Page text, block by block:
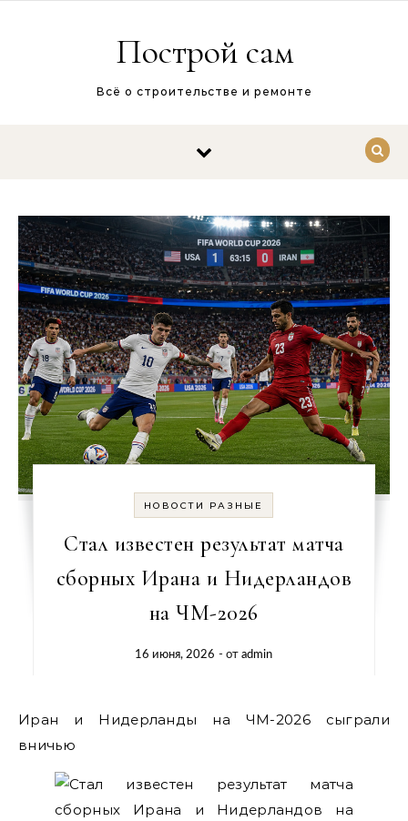
Построй сам
Всё о строительстве и ремонте
НОВОСТИ РАЗНЫЕ
Стал известен результат матча
сборных Ирана и Нидерландов
на ЧМ-2026
16 июня, 2026 - отadmin
Иран и Нидерланды на ЧМ-2026 сыграли
вничью